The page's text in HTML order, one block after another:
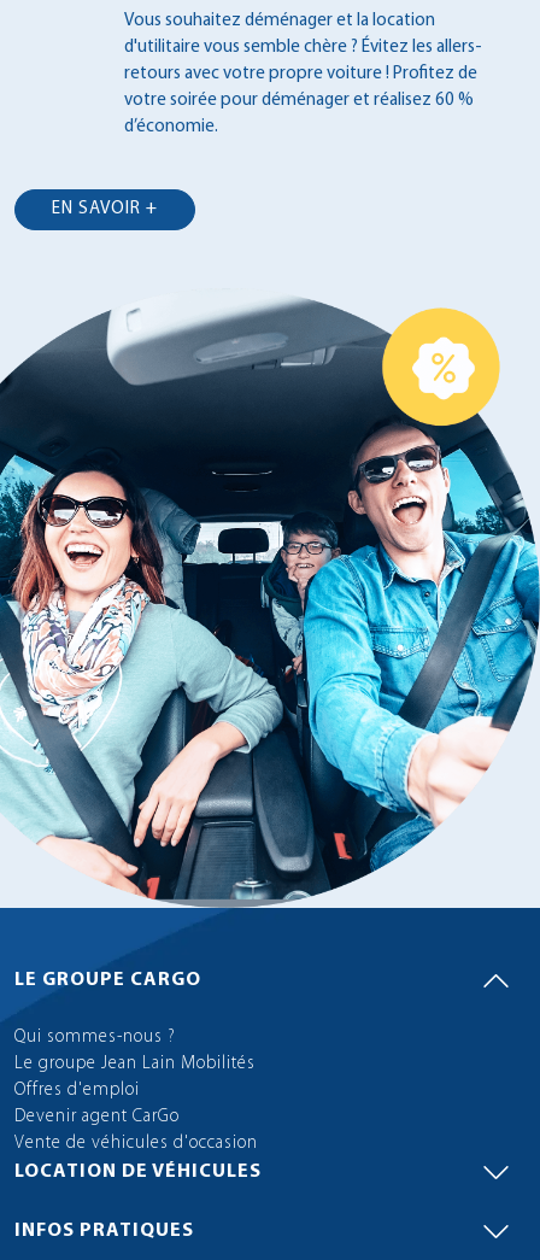
Vous souhaitez déménager et la location
d'utilitaire vous semble chère ? Évitez les allers-
retours avec votre propre voiture ! Profitez de
votre soirée pour déménager et réalisez 60 %
d’économie.
EN SAVOIR +
LE GROUPE CARGO
Qui sommes-nous ?
Le groupe Jean Lain Mobilités
Offres d'emploi
Devenir agent CarGo
Vente de véhicules d'occasion
LOCATION DE VÉHICULES
INFOS PRATIQUES